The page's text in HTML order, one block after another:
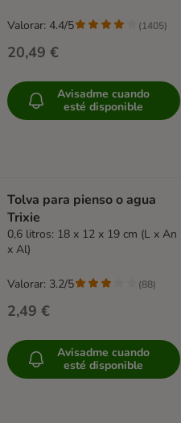
20,49 €
Valorar: 4.4/5 (1405)
Avisadme cuando
esté disponible
Tolva para pienso o agua
Trixie
0,6 litros: 18 x 12 x 19 cm (L x An
x Al)
2,49 €
Valorar: 3.2/5 (88)
Avisadme cuando
esté disponible